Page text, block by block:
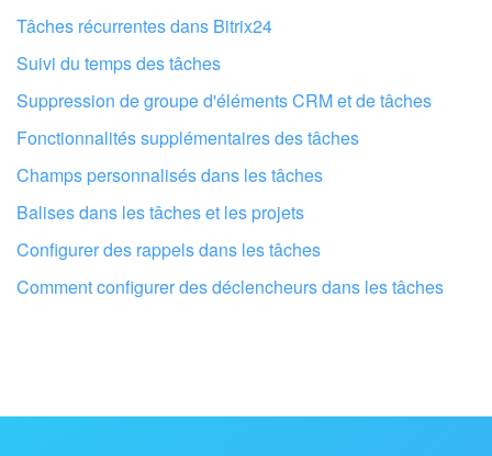
Je n'aime pas comment cet outil fonctionne
par des professionnels locaux
Tâches récurrentes dans Bitrix24
Suivi du temps des tâches
Suppression de groupe d'éléments CRM et de tâches
Fonctionnalités supplémentaires des tâches
Champs personnalisés dans les tâches
Balises dans les tâches et les projets
Configurer des rappels dans les tâches
Comment configurer des déclencheurs dans les tâches